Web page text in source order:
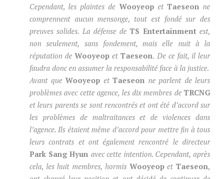
Cependant, les plaintes de Wooyeopet Taeseonne
comprennent aucun mensonge, tout est fondé sur des
preuves solides. La défense deTS Entertainmentest,
non seulement, sans fondement, mais elle nuit à la
réputation deWooyeop etTaeseon. De ce fait, il leur
faudra donc en assumer la responsabilité face à la justice.
Avant que Wooyeop et Taeseon ne parlent de leurs
problèmes avec cette agence, les dix membres de TRCNG
et leurs parents se sont rencontrés et ont été d’accord sur
les problèmes de maltraitances et de violences dans
l’agence. Ils étaient même d’accord pour mettre fin à tous
leurs contrats et ont également rencontré le directeur
Park Sang Hyun avec cette intention. Cependant, après
cela, les huit membres, hormis WooyeopetTaeseon,